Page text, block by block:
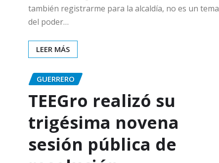
también registrarme para la alcaldía, no es un tema
del poder…
LEER MÁS
GUERRERO
TEEGro realizó su
trigésima novena
sesión pública de